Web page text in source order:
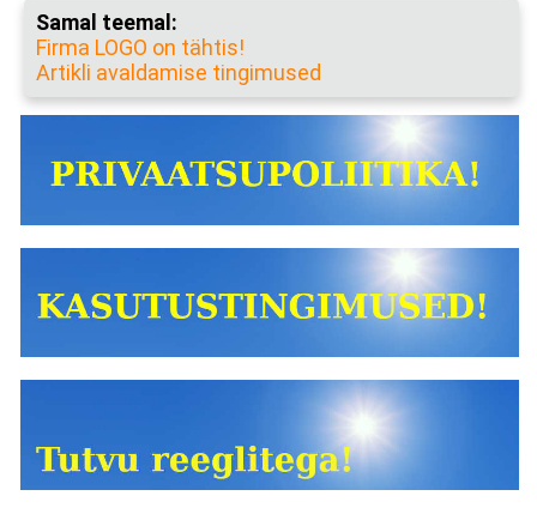
Samal teemal:
Firma LOGO on tähtis!
Artikli avaldamise tingimused